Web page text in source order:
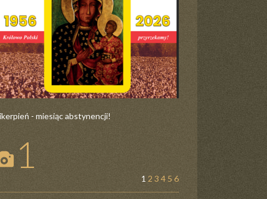
- miesiąc abstynencji!
1
1 2 3 4 5 6